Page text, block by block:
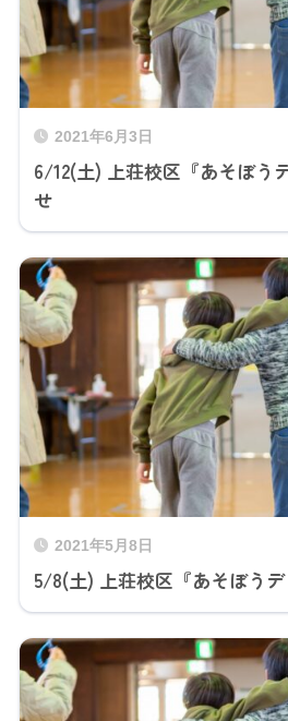
2021年6月3日
6/12(土) 上荘校区『あそぼう
せ
2021年5月8日
5/8(土) 上荘校区『あそぼう